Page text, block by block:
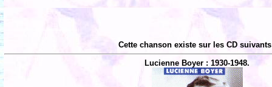
Cette chanson existe sur les CD
Lucienne Boyer : 1930-1948.